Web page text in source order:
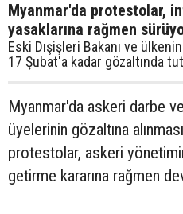
Myanmar'da protestolar,
yasaklarına rağmen
Eski Dışişleri Bakanı ve
17 Şubat'a kadar gözaltında
Myanmar'da askeri darbe
üyelerinin gözaltına
protestolar, askeri
getirme kararına rağmen